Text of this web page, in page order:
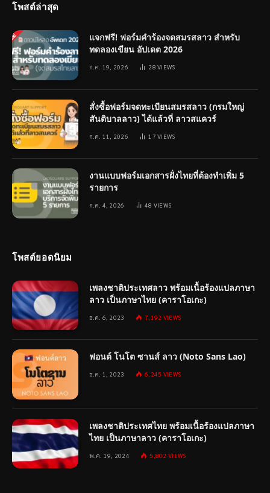
โพสต์ล่าสุด
แจกฟรี! ฟอร์มคำร้องจดสมรสลาว สำหรับ
ทดลองเขียน อัปเดต 2026
ก.ค. 19, 2026 28VIEWS
สั่งซื้อฟอร์มจดทะเบียนสมรสลาว (กรมใหญ่
สันติบาลลาว) ได้แล้วที่ ลาวสแควร์
ก.ค. 11, 2026 17VIEWS
งานแบบฟอร์มเอกสารฝั่งไทยที่ต้องทำเพิ่ม 5
รายการ
ก.ค. 4, 2026 48 VIEWS
โพสต์ยอดนิยม
เพลงชาติประเทศลาว พร้อมเนื้อร้องแปลภาษา
ลาว เป็นภาษาไทย (คาราโอเกะ)
ธ.ค. 6, 2023 7,192 VIEWS
ฟอนต์ โนโต ซานส์ ลาว (Noto Sans Lao)
ธ.ค. 1, 2023 6,245 VIEWS
เพลงชาติประเทศไทย พร้อมเนื้อร้องแปลภาษา
ไทย เป็นภาษาลาว (คาราโอเกะ)
พ.ค. 19, 2024 5,802VIEWS